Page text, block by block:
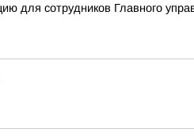
для сотрудников Главного